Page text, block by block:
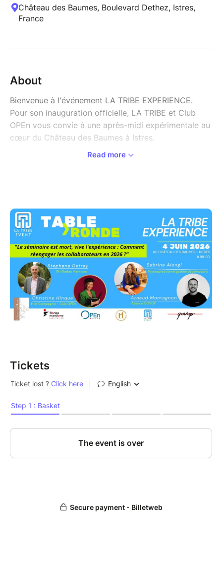
Château des Baumes, Boulevard Dethez, Istres,
France
About
Bienvenue à l'événement LA TRIBE EXPERIENCE.
Pour son inauguration officielle, LA TRIBE et Club
OPEn vous convie à une après-midi expérimentale au
cœur du Château des Baumes à Istres.
d'experts.
Au programme :
à partir de 15h00 : Showroom ouvert –
Expérimentez nos solutions en exclusivité au
Chateau des Baumes, Istres
18h30 : Table ronde : "Comment recréer du
lien en entreprise en 2026 ?" avec des
experts RH et dirigeants.
19h30 : Cocktail dînatoire et Networking
Dirigeants, DRH, Responsables Communication et
Managers, Agences événementielles, MICE,
Associations sportives et culturelles,...souhaitant
l'événementiel.
Read more
Tickets